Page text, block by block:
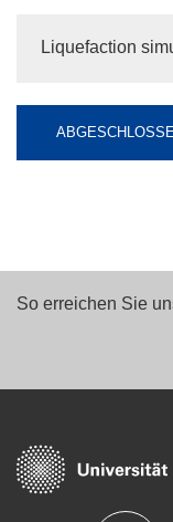
Liquefaction
So erreichen Sie